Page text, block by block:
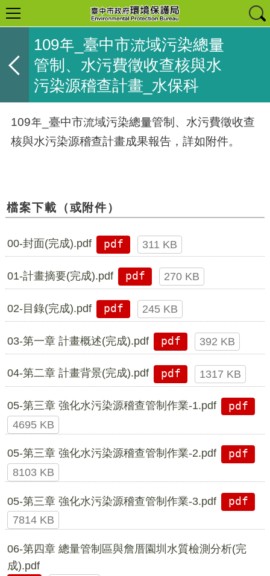
109年_臺中市流域污染總量
管制、水污費徵收查核與水
污染源稽查計畫_水保科
109年_臺中市流域污染總量管制、水污費徵收查
核與水污染源稽查計畫成果報告，詳如附件。
檔案下載（或附件）
00-封面(完成).pdf pdf 311 KB
01-計畫摘要(完成).pdf pdf 270 KB
02-目錄(完成).pdf pdf 245 KB
03-第一章 計畫概述(完成).pdf pdf 392 KB
04-第二章 計畫背景(完成).pdf pdf 1317 KB
05-第三章 強化水污染源稽查管制作業-1.pdf
pdf
4695 KB
05-第三章 強化水污染源稽查管制作業-2.pdf
pdf
8103 KB
05-第三章 強化水污染源稽查管制作業-3.pdf
pdf
7814 KB
06-第四章 總量管制區與詹厝園圳水質檢測分析(完
成).pdf